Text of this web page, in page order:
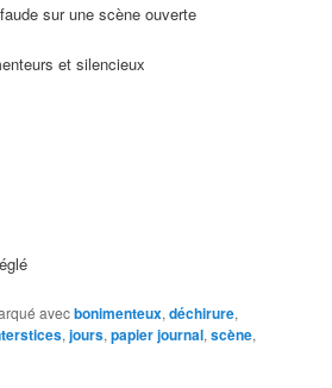
sur une scène ouverte
et silencieux
avecbonimenteux,déchirure,
,jours,papier journal,scène,